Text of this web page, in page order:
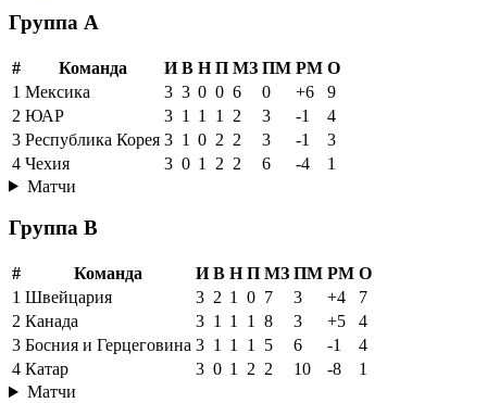
Группа A
# Команда И В Н П МЗ ПМ РМ О
1 Мексика 3 3 0 0 6 0 +6
9
2 ЮАР 3 1 1 1 2 3 -1
4
3 Республика Корея 3 1 0 2 2 3 -1
3
4 Чехия 3 0 1 2 2 6 -4
1
Матчи
Группа B
# Команда И В Н П МЗ ПМ РМ О
1 Швейцария 3 2 1 0 7 3 +4
7
2 Канада 3 1 1 1 8 3 +5
4
3 Босния и Герцеговина 3 1 1 1 5 6 -1
4
4 Катар 3 0 1 2 2 10 -8
1
Матчи